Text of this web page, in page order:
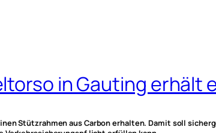
in Gauting erhält
Stützrahmen aus Carbon erhalten. Damit soll